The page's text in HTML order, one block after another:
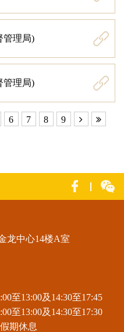
管理局)
管理局)
6 7 8 9
龙中心14楼A室
至13:00及14:30至17:45
至13:00及14:30至17:30
期休息